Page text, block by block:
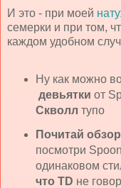
И это - при моей
семерки и при том,
каждом удобном
Ну как можно
девьятки от
Скволл тупо
Почитай
посмотри
одинаковом
что TD не